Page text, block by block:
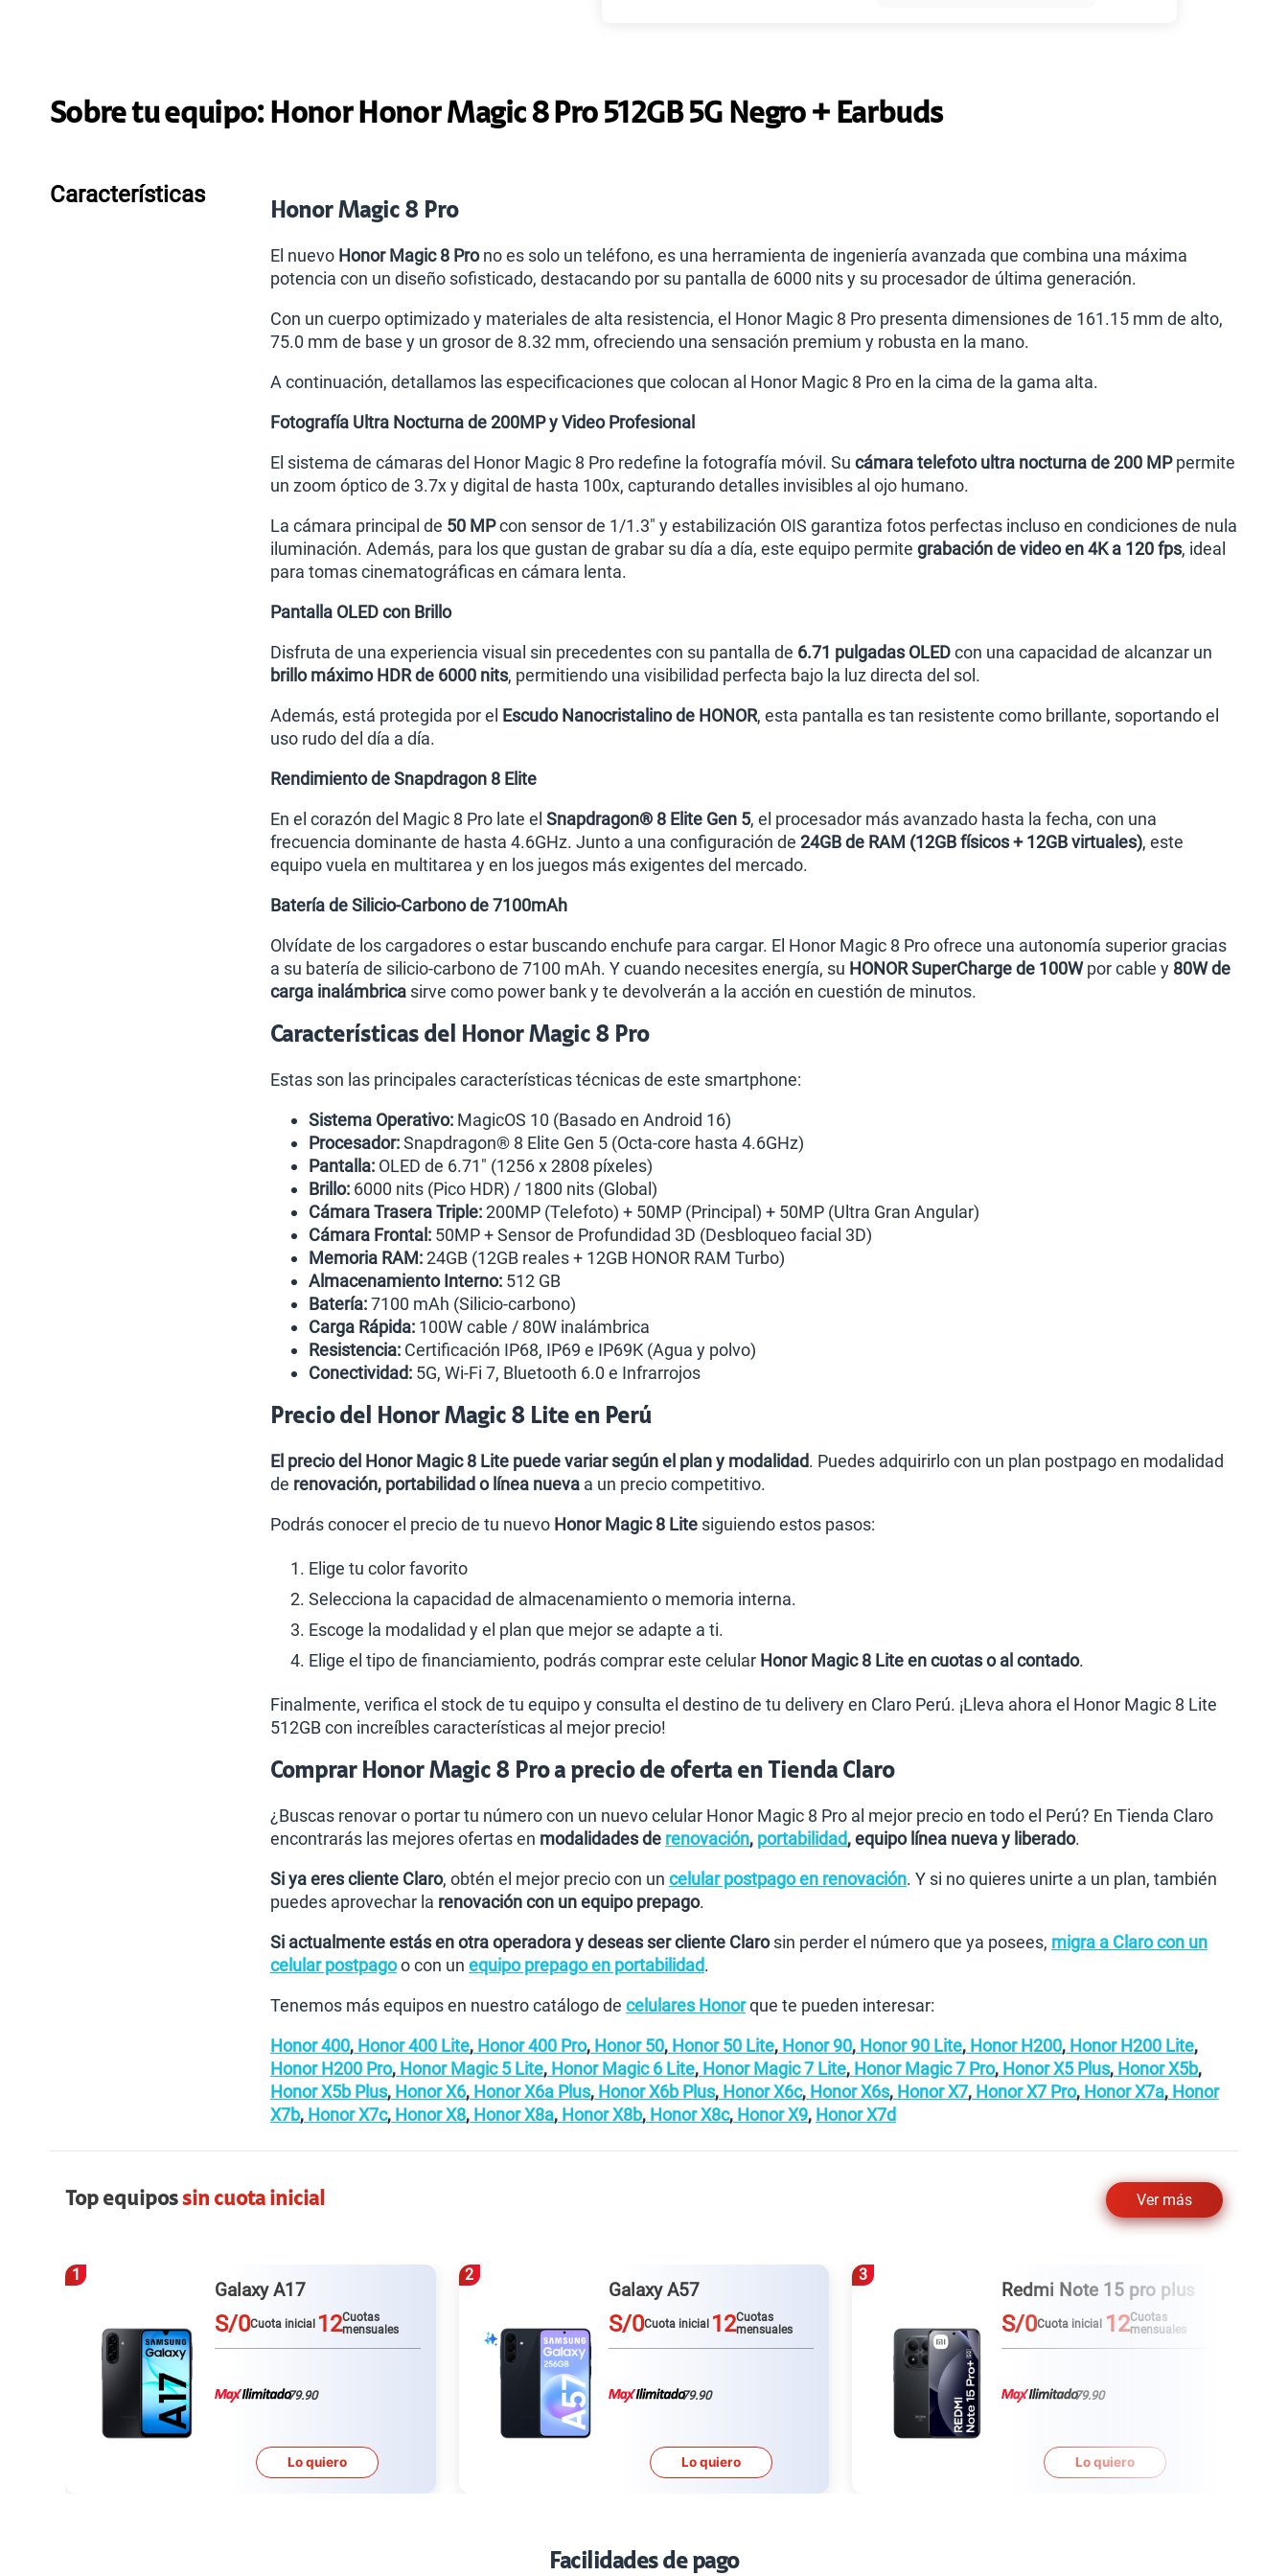
Paga solo
Ver menos planes
Sobre tu equipo: Honor Honor Magic 8 Pro 512GB 5G Negro + Earbuds
Características
Honor Magic 8 Pro
El nuevo Honor Magic 8 Prono es solo un teléfono, es una herramienta de ingeniería avanzada que combina una máxima
potencia con un diseño sofisticado, destacando por su pantalla de 6000 nits y su procesador de última generación.
Con un cuerpo optimizado y materiales de alta resistencia, el Honor Magic 8 Pro presenta dimensiones de 161.15 mm de alto,
75.0 mm de base y un grosor de 8.32 mm, ofreciendo una sensación premium y robusta en la mano.
A continuación, detallamos las especificaciones que colocan al Honor Magic 8 Pro en la cima de la gama alta.
Fotografía Ultra Nocturna de 200MP y Video Profesional
El sistema de cámaras del Honor Magic 8 Pro redefine la fotografía móvil. Su cámara telefoto ultra nocturna de 200 MPpermite
un zoom óptico de 3.7x y digital de hasta 100x, capturando detalles invisibles al ojo humano.
La cámara principal de 50 MPcon sensor de 1/1.3" y estabilización OIS garantiza fotos perfectas incluso en condiciones de nula
iluminación. Además, para los que gustan de grabar su día a día, este equipo permite grabación de video en 4K a 120 fps, ideal
para tomas cinematográficas en cámara lenta.
Pantalla OLED con Brillo
Disfruta de una experiencia visual sin precedentes con su pantalla de 6.71 pulgadas OLEDcon una capacidad de alcanzar un
brillo máximo HDR de 6000 nits, permitiendo una visibilidad perfecta bajo la luz directa del sol.
Además, está protegida por el Escudo Nanocristalino de HONOR, esta pantalla es tan resistente como brillante, soportando el
uso rudo del día a día.
Rendimiento de Snapdragon 8 Elite
En el corazón del Magic 8 Pro late el Snapdragon® 8 Elite Gen 5, el procesador más avanzado hasta la fecha, con una
frecuencia dominante de hasta 4.6GHz. Junto a una configuración de 24GB de RAM (12GB físicos + 12GB virtuales), este
equipo vuela en multitarea y en los juegos más exigentes del mercado.
Batería de Silicio-Carbono de 7100mAh
Olvídate de los cargadores o estar buscando enchufe para cargar. El Honor Magic 8 Pro ofrece una autonomía superior gracias
a su batería de silicio-carbono de 7100 mAh. Y cuando necesites energía, su HONOR SuperCharge de 100Wpor cable y 80W de
carga inalámbrica sirve como power bank y te devolverán a la acción en cuestión de minutos.
Características del Honor Magic 8 Pro
Estas son las principales características técnicas de este smartphone:
Sistema Operativo: MagicOS 10 (Basado en Android 16)
Procesador:Snapdragon® 8 Elite Gen 5 (Octa-core hasta 4.6GHz)
Pantalla: OLED de 6.71" (1256 x 2808 píxeles)
Brillo: 6000 nits (Pico HDR) / 1800 nits (Global)
Cámara Trasera Triple:200MP (Telefoto) + 50MP (Principal) + 50MP (Ultra Gran Angular)
Cámara Frontal: 50MP + Sensor de Profundidad 3D (Desbloqueo facial 3D)
Memoria RAM:24GB (12GB reales + 12GB HONOR RAM Turbo)
Almacenamiento Interno: 512 GB
Batería:7100 mAh (Silicio-carbono)
Carga Rápida: 100W cable / 80W inalámbrica
Resistencia: Certificación IP68, IP69 e IP69K (Agua y polvo)
Conectividad: 5G, Wi-Fi 7, Bluetooth 6.0 e Infrarrojos
Precio del Honor Magic 8 Lite en Perú
El precio del Honor Magic 8 Lite puede variar según el plan y modalidad. Puedes adquirirlo con un plan postpago en modalidad
de renovación, portabilidad o línea nueva a un precio competitivo.
Podrás conocer el precio de tu nuevo Honor Magic 8 Lite siguiendo estos pasos:
Elige tu color favorito
Selecciona la capacidad de almacenamiento o memoria interna.
Escoge la modalidad y el plan que mejor se adapte a ti.
Elige el tipo de financiamiento, podrás comprar este celular Honor Magic 8 Lite en cuotas o al contado.
Finalmente, verifica el stock de tu equipo y consulta el destino de tu delivery en Claro Perú. ¡Lleva ahora el Honor Magic 8 Lite
512GB con increíbles características al mejor precio!
Comprar Honor Magic 8 Pro a precio de oferta en Tienda Claro
¿Buscas renovar o portar tu número con un nuevo celular Honor Magic 8 Pro al mejor precio en todo el Perú? En Tienda Claro
encontrarás las mejores ofertas en modalidades de renovación, portabilidad, equipo línea nueva y liberado.
Si ya eres cliente Claro, obtén el mejor precio con un celular postpago en renovación. Y si no quieres unirte a un plan, también
puedes aprovechar la renovación con un equipo prepago.
Si actualmente estás en otra operadora y deseas ser cliente Clarosin perder el número que ya posees, migra a Claro con un
celular postpagoo con un equipo prepago en portabilidad.
Tenemos más equipos en nuestro catálogo de celulares Honorque te pueden interesar:
Honor 400, Honor 400 Lite, Honor 400 Pro, Honor 50, Honor 50 Lite, Honor 90, Honor 90 Lite, Honor H200, Honor H200 Lite,
Honor H200 Pro, Honor Magic 5 Lite, Honor Magic 6 Lite, Honor Magic 7 Lite, Honor Magic 7 Pro, Honor X5 Plus, Honor X5b,
Honor X5b Plus, Honor X6, Honor X6a Plus, Honor X6b Plus, Honor X6c, Honor X6s, Honor X7, Honor X7 Pro, Honor X7a, Honor
X7b, Honor X7c, Honor X8, Honor X8a, Honor X8b, Honor X8c, Honor X9, Honor X7d
Top equipossin cuota inicial Ver más
1
Galaxy A17
S/0Cuota inicial 12Cuotas
mensuales
79.90
Lo quiero
2
Galaxy A57
S/0Cuota inicial 12Cuotas
mensuales
79.90
Lo quiero
3
Redmi Note 15 pro plus
S/0Cuota inicial 12Cuotas
mensuales
79.90
Lo quiero
Facilidades de pago